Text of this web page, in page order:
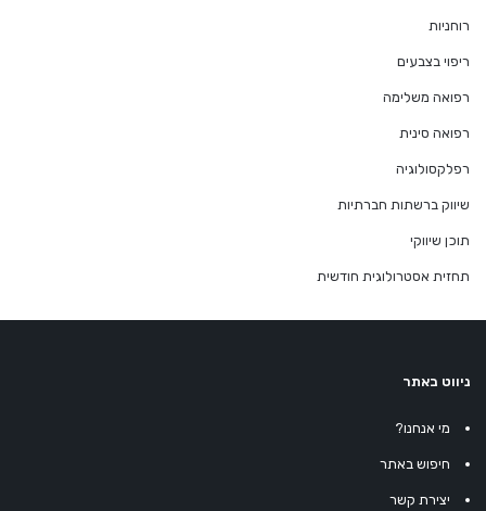
רוחניות
ריפוי בצבעים
רפואה משלימה
רפואה סינית
רפלקסולוגיה
שיווק ברשתות חברתיות
תוכן שיווקי
תחזית אסטרולוגית חודשית
ניווט באתר
מי אנחנו?
חיפוש באתר
יצירת קשר